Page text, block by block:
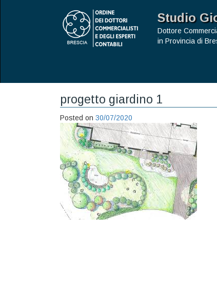
Studio
Dottore
in Provincia di
progetto giardino 1
Posted on 30/07/2020